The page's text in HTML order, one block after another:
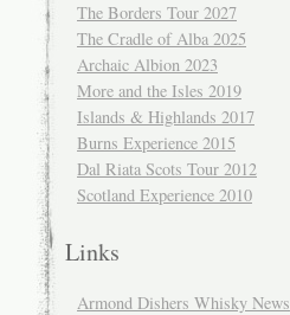
The Borders Tour 2027
The Cradle of Alba 2025
Archaic Albion 2023
More and the Isles 2019
Islands & Highlands 2017
Burns Experience 2015
Dal Riata Scots Tour 2012
Scotland Experience 2010
Links
Armond Dishers Whisky News